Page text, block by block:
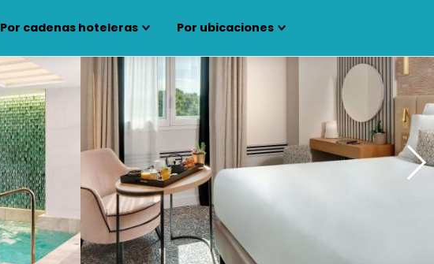
Por cadenas hoteleras Por ubicaciones